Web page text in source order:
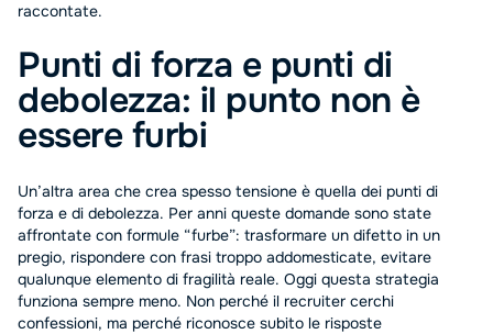
raccontate.
Punti di forza e punti di
debolezza: il punto non è
essere furbi
Un’altra area che crea spesso tensione è quella dei punti di
forza e di debolezza. Per anni queste domande sono state
affrontate con formule “furbe”: trasformare un difetto in un
pregio, rispondere con frasi troppo addomesticate, evitare
qualunque elemento di fragilità reale. Oggi questa strategia
funziona sempre meno. Non perché il recruiter cerchi
confessioni, ma perché riconosce subito le risposte